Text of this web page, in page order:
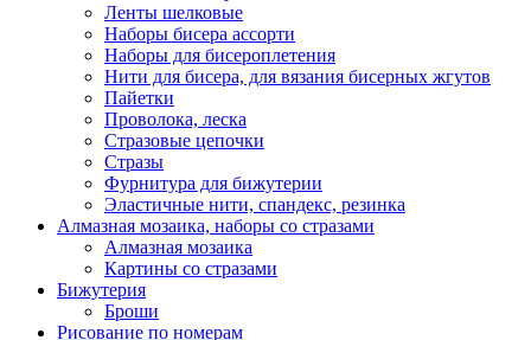
Ленты шелковые
Наборы бисера ассорти
Наборы для бисероплетения
Нити для бисера, для вязания бисерных жгутов
Пайетки
Проволока, леска
Стразовые цепочки
Стразы
Фурнитура для бижутерии
Эластичные нити, спандекс, резинка
Алмазная мозаика, наборы со стразами
Алмазная мозаика
Картины co стразами
Бижутерия
Броши
Рисование по номерам